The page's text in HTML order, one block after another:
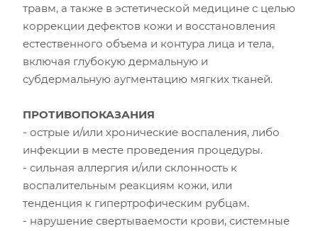
травм, а также в эстетической медицине с целью
коррекции дефектов кожи и восстановления
естественного объема и контура лица и тела,
включая глубокую дермальную и
субдермальную аугментацию мягких тканей.
ПРОТИВОПОКАЗАНИЯ
- острые и/или хронические воспаления, либо
инфекции в месте проведения процедуры.
- сильная аллергия и/или склонность к
воспалительным реакциям кожи, или
тенденция к гипертрофическим рубцам.
- нарушение свертываемости крови, системные